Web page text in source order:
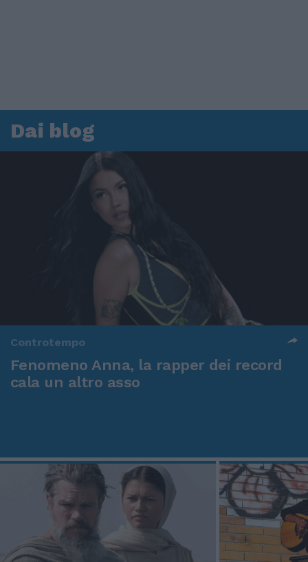
Dai blog
Controtempo
Fenomeno Anna, la rapper dei record
cala un altro asso